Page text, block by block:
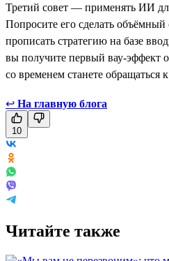
Третий совет — применять ИИ
Попросите его сделать
прописать стратегию на базе
вы получите первый вау-эффект
со временем станете обращаться
↩ На главную блога
10
Читайте также